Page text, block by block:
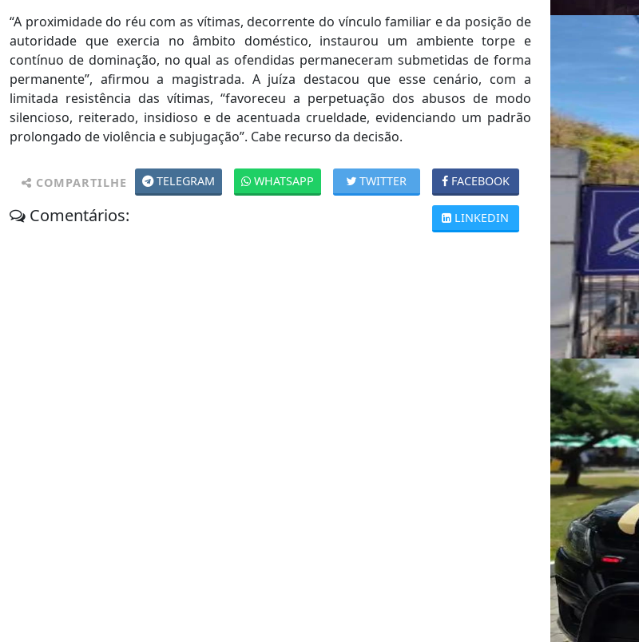
“A proximidade do réu com as vítimas, decorrente do vínculo familiar e da posição de
autoridade que exercia no âmbito doméstico, instaurou um ambiente torpe e
contínuo de dominação, no qual as ofendidas permaneceram submetidas de forma
permanente”, afirmou a magistrada. A juíza destacou que esse cenário, com a
limitada resistência das vítimas, “favoreceu a perpetuação dos abusos de modo
silencioso, reiterado, insidioso e de acentuada crueldade, evidenciando um padrão
prolongado de violência e subjugação”. Cabe recurso da decisão.
COMPARTILHE FACEBOOK
TWITTER
WHATSAPP
TELEGRAM
LINKEDIN
Comentários: